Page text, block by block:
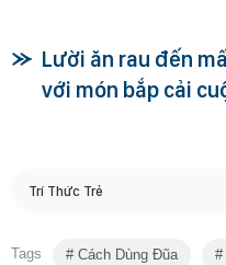
Lười ăn rau đến
với món bắp cải
Trí Thức Trẻ
Tags Cách Dùng Đũa